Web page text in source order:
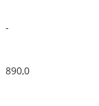
-
890,0